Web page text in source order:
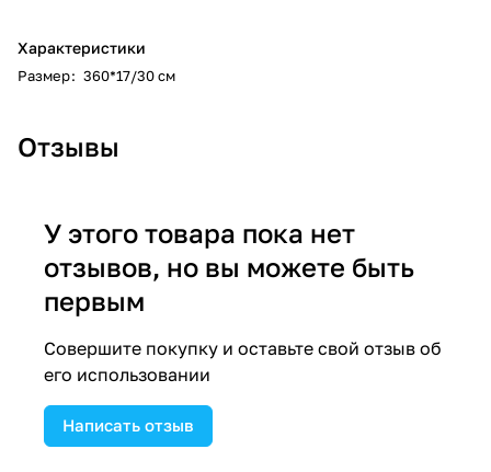
Характеристики
Размер: 360*17/30 см
Отзывы
У этого товара пока нет
отзывов, но вы можете быть
первым
Совершите покупку и оставьте свой отзыв об
его использовании
Написать отзыв